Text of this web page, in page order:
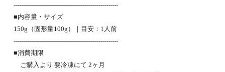
----------------------------------------------------
■内容量・サイズ
150g（固形量100g）｜目安：1人前
----------------------------------------------------
■消費期限
ご購入より 要冷凍にて 2ヶ月